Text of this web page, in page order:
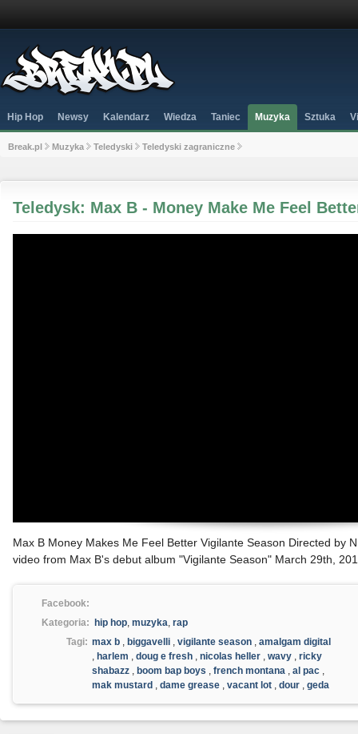
Hip Hop Newsy Kalendarz Wiedza Taniec Muzyka Sztuka
Break.pl Muzyka Teledyski Teledyski zagraniczne
Teledysk: Max B - Money Make Me Feel
Max B Money Makes Me Feel Better Vigilante Season Directed by
video from Max B's debut album "Vigilante Season" March 29th,
Facebook:
Kategoria:
hip hop, muzyka, rap
Tagi: max b , biggavelli , vigilante season , amalgam digital
, harlem , doug e fresh , nicolas heller , wavy , ricky
shabazz , boom bap boys , french montana , al pac ,
mak mustard , dame grease , vacant lot , dour , geda